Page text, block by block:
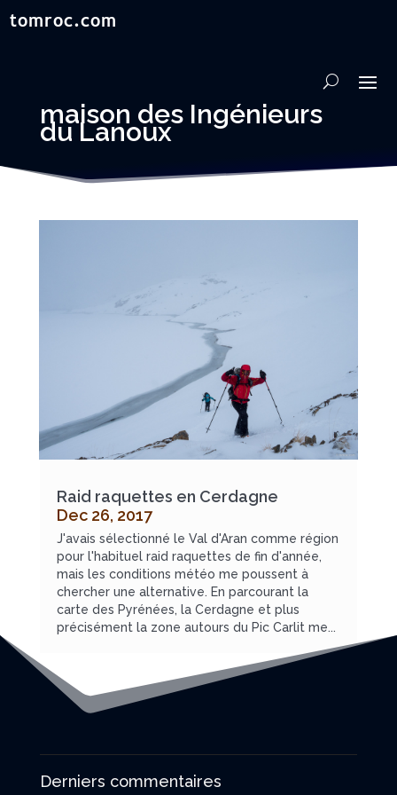
maison des Ingénieurs
du Lanoux
Raid raquettes en Cerdagne
Dec 26, 2017
J'avais sélectionné le Val d'Aran comme région
pour l'habituel raid raquettes de fin d'année,
mais les conditions météo me poussent à
chercher une alternative. En parcourant la
carte des Pyrénées, la Cerdagne et plus
précisément la zone autours du Pic Carlit me...
Derniers commentaires